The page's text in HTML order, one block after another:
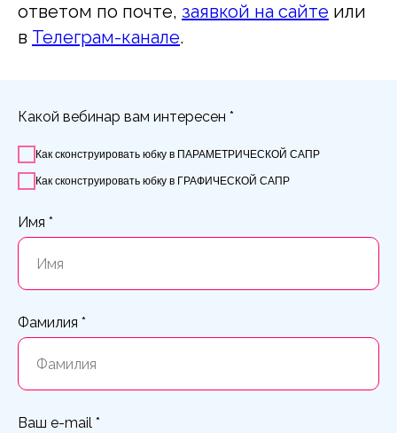
ответом по почте, заявкой на сайте или
в Телеграм-канале.
Какой вебинар вам интересен *
Как сконструировать юбку в ПАРАМЕТРИЧЕСКОЙ САПР
Как сконструировать юбку в ГРАФИЧЕСКОЙ САПР
Имя *
Фамилия *
Ваш e-mail *